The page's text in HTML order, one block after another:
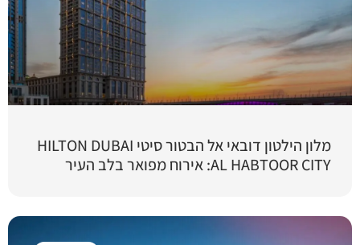
מלון הילטון דובאי אל הבטור סיטי HILTON DUBAI
AL HABTOOR CITY: אירוח מפואר בלב העיר